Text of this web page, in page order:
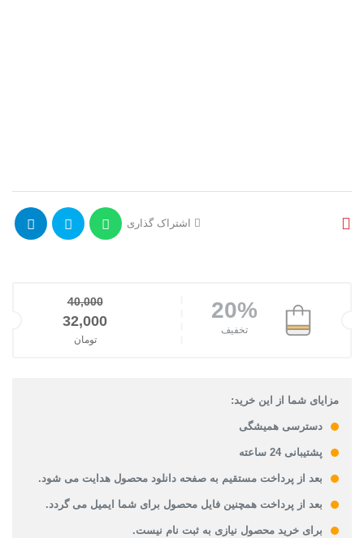
اشتراک گذاری
20%
تخفیف
40,000
قیمت اصلی: 40,000تومان بود.
32,000
تومان
مزایای شما از این خرید:
دسترسی همیشگی
پشتیبانی 24 ساعته
بعد از پرداخت مستقیم به صفحه دانلود محصول هدایت می شود.
بعد از پرداخت همچنین فایل محصول برای شما ایمیل می گردد.
برای خرید محصول نیازی به ثبت نام نیست.